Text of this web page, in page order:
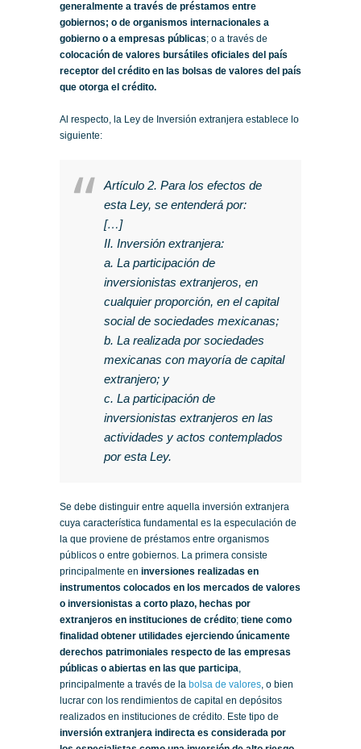
generalmente a través de préstamos entre
gobiernos; o de organismos internacionales a
gobierno o a empresas públicas; o a través de
colocación de valores bursátiles oficiales del país
receptor del crédito en las bolsas de valores del país
que otorga el crédito.
Al respecto, la Ley de Inversión extranjera establece lo
siguiente:
Artículo 2. Para los efectos de
esta Ley, se entenderá por:
[…]
II. Inversión extranjera:
a. La participación de
inversionistas extranjeros, en
cualquier proporción, en el capital
social de sociedades mexicanas;
b. La realizada por sociedades
mexicanas con mayoría de capital
extranjero; y
c. La participación de
inversionistas extranjeros en las
actividades y actos contemplados
por esta Ley.
Se debe distinguir entre aquella inversión extranjera
cuya característica fundamental es la especulación de
la que proviene de préstamos entre organismos
públicos o entre gobiernos. La primera consiste
principalmente en inversiones realizadas en
instrumentos colocados en los mercados de valores
o inversionistas a corto plazo, hechas por
extranjeros en instituciones de crédito; tiene como
finalidad obtener utilidades ejerciendo únicamente
derechos patrimoniales respecto de las empresas
públicas o abiertas en las que participa,
principalmente a través de la bolsa de valores, o bien
lucrar con los rendimientos de capital en depósitos
realizados en instituciones de crédito. Este tipo de
inversión extranjera indirecta es considerada por